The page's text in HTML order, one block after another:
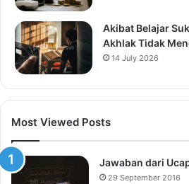
Akibat Belajar
Akhlak Tidak
14 July 2026
Most Viewed Posts
Jawaban dari
29 September 2016